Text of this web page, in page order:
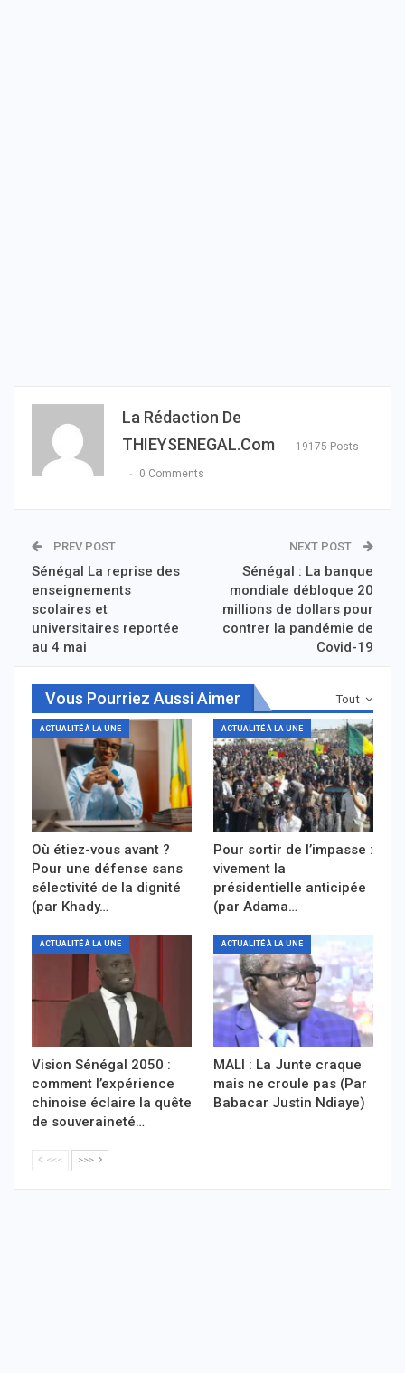
La Rédaction De
THIEYSENEGAL.com
19175 Posts
0 Comments
PREV POST
Sénégal La reprise des
enseignements
scolaires et
universitaires reportée
au 4 mai
NEXT POST
Sénégal : La banque
mondiale débloque 20
millions de dollars pour
contrer la pandémie de
Covid-19
Tout
Vous Pourriez Aussi Aimer
ACTUALITÉ À LA UNE
Où étiez-vous avant ?
Pour une défense sans
sélectivité de la dignité
(par Khady…
ACTUALITÉ À LA UNE
Pour sortir de l’impasse :
vivement la
présidentielle anticipée
(par Adama…
ACTUALITÉ À LA UNE
Vision Sénégal 2050 :
comment l’expérience
chinoise éclaire la quête
de souveraineté…
ACTUALITÉ À LA UNE
MALI : La Junte craque
mais ne croule pas (Par
Babacar Justin Ndiaye)
<<< >>>